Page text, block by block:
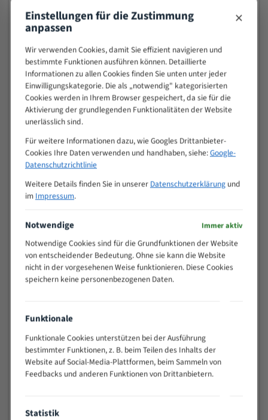
15
8/12 6/10
4/5
20
50
4/5
80
> 100
VOLLMATERIAL
M (mm)
Zoll (ZpZ))
>
25
10/14
15 - 40
8/12
25 - 50
50 - 120
80 - 180
3/4
130 -
350
2/3
150 -
600
> 500
0,75/1,25
Vorteile:
Vielseitiges Bandsägeblatt für verschiedenste
Widerstandsfähig gegen Zahnbruch auch bei
Einstellungen für die Zustimmung
anpassen ×
Wir verwenden Cookies, damit Sie effizient navigieren und
bestimmte Funktionen ausführen können. Detaillierte
Informationen zu allen Cookies finden Sie unten unter jeder
Einwilligungskategorie. Die als „notwendig" kategorisierten
Cookies werden in Ihrem Browser gespeichert, da sie für die
Aktivierung der grundlegenden Funktionalitäten der Website
unerlässlich sind.
Für weitere Informationen dazu, wie Googles Drittanbieter-
Cookies Ihre Daten verwenden und handhaben, siehe:Google-
Datenschutzrichtlinie
Weitere Details finden Sie in unserer Datenschutzerklärungund
im Impressum.
Notwendige Immer aktiv
Notwendige Cookies sind für die Grundfunktionen der Website
von entscheidender Bedeutung. Ohne sie kann die Website
nicht in der vorgesehenen Weise funktionieren. Diese Cookies
speichern keine personenbezogenen Daten.
Funktionale
Funktionale Cookies unterstützen bei der Ausführung
bestimmter Funktionen, z. B. beim Teilen des Inhalts der
Website auf Social-Media-Plattformen, beim Sammeln von
Feedbacks und anderen Funktionen von Drittanbietern.
Statistik